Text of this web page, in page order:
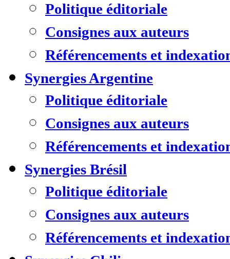
Politique éditoriale
Consignes aux auteurs
Référencements et
Synergies Argentine
Politique éditoriale
Consignes aux auteurs
Référencements et
Synergies Brésil
Politique éditoriale
Consignes aux auteurs
Référencements et